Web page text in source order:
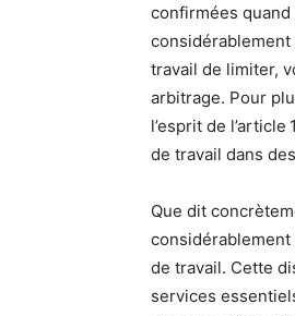
confirmées
travail de limiter,
arbitrage. Pour
l’esprit de
de travail dans
Que dit
de travail. Cette
services